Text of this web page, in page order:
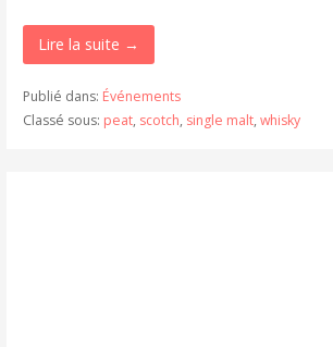
Lire la suite →
Publié dans: Événements
Classé sous: peat, scotch, single malt, whisky